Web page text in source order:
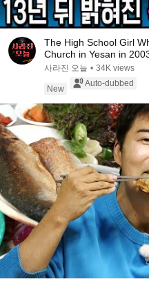
The High School Girl
Church in Yesan in
P...
사라진 오늘 • 34K views
New
Auto-dubbed